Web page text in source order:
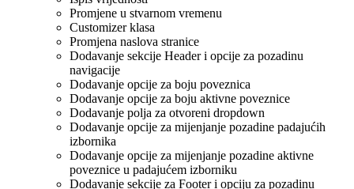
Promjene u stvarnom vremenu
Customizer klasa
Promjena naslova stranice
Dodavanje sekcije Header i opcije za pozadinu
navigacije
Dodavanje opcije za boju poveznica
Dodavanje opcije za boju aktivne poveznice
Dodavanje polja za otvoreni dropdown
Dodavanje opcije za mijenjanje pozadine padajućih
izbornika
Dodavanje opcije za mijenjanje pozadine aktivne
poveznice u padajućem izborniku
Dodavanje sekcije za Footer i opciju za pozadinu